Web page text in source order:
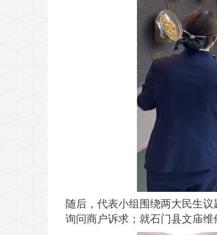
随后，代表小组围绕两大民生
询问商户诉求；就石门县文庙